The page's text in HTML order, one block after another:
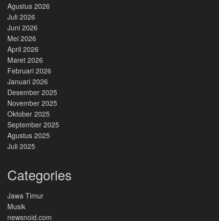
Agustus 2026
Juli 2026
Juni 2026
Mei 2026
April 2026
Maret 2026
Februari 2026
Januari 2026
Desember 2025
November 2025
Oktober 2025
September 2025
Agustus 2025
Juli 2025
Categories
Jawa Timur
Musik
newsnoid.com